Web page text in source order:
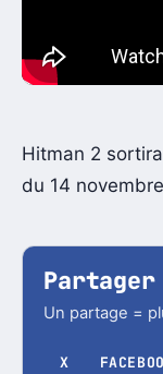
Hitman 2
du 14
Un partage =
X